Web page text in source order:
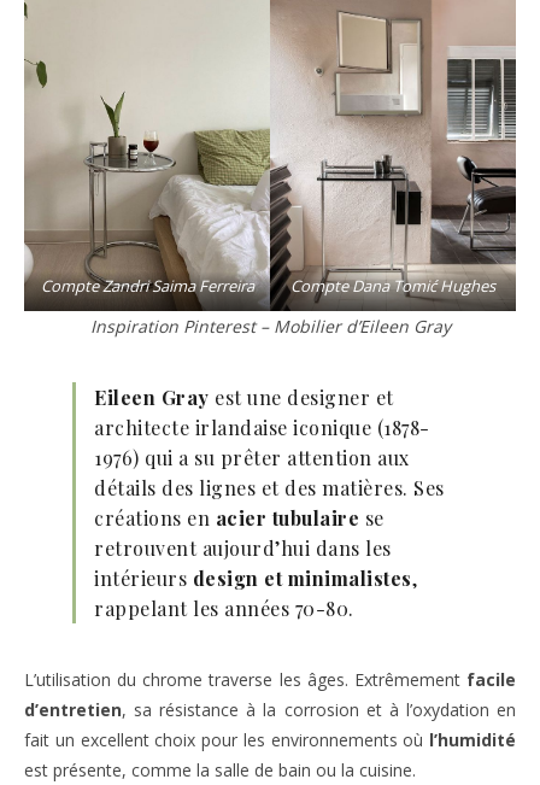
CompteZandri Saima Ferreira CompteDana Tomić Hughes
Inspiration Pinterest – Mobilier d’Eileen Gray
Eileen Gray est une designer et
architecte irlandaise iconique (1878-
1976) qui a su prêter attention aux
détails des lignes et des matières. Ses
créations en acier tubulaire se
retrouvent aujourd’hui dans les
intérieurs design et minimalistes,
rappelant les années 70-80.
L’utilisation du chrome traverse les âges. Extrêmementfacile
d’entretien, sa résistance à la corrosion et à l’oxydation en
fait un excellent choix pour les environnements où l’humidité
est présente, comme la salle de bain ou la cuisine.